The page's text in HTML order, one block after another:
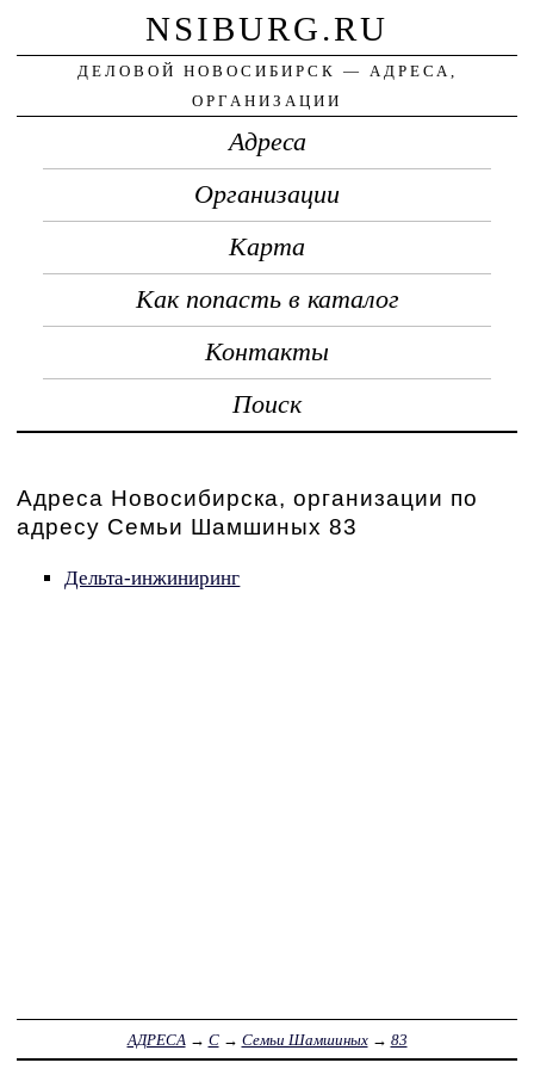
NSIBURG.RU
ДЕЛОВОЙ НОВОСИБИРСК — АДРЕСА,
ОРГАНИЗАЦИИ
Адреса
Организации
Карта
Как попасть в каталог
Контакты
Поиск
Адреса Новосибирска, организации по
адресу Семьи Шамшиных 83
Дельта-инжиниринг
АДРЕСА → С→ Семьи Шамшиных→ 83